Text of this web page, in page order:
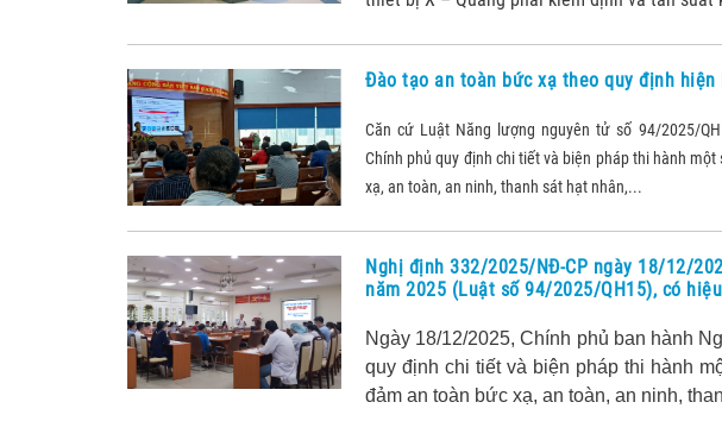
Đào tạo an toàn bức xạ theo quy định hiện
Căn cứ Luật Năng lượng nguyên tử số 94/2025/
Chính phủ quy định chi tiết và biện pháp thi hành
xạ, an toàn, an ninh, thanh sát hạt nhân,...
Nghị định 332/2025/NĐ-CP ngày 18/12/
năm 2025 (Luật số 94/2025/QH15), có
Ngày 18/12/2025, Chính phủ ban hành
quy định chi tiết và biện pháp thi hành
đảm an toàn bức xạ, an toàn, an ninh,